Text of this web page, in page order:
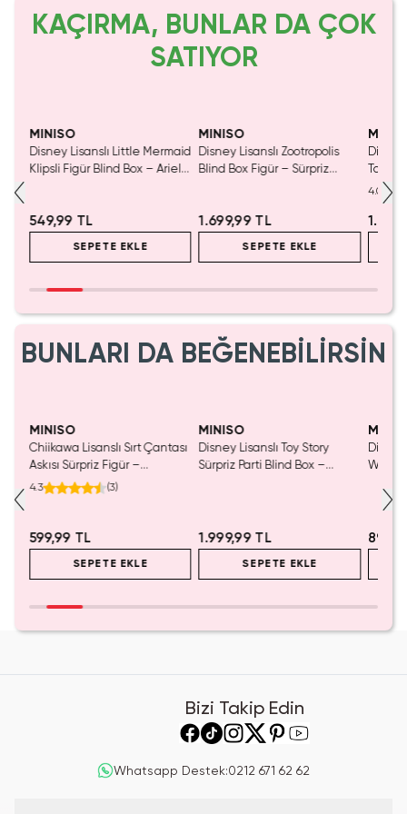
KAÇIRMA, BUNLAR DA ÇOK
SATIYOR
MINISO
Disney Lisanslı Little Mermaid
Klipsli Figür Blind Box – Ariel
549,99 TL
SEPETE EKLE
MINISO
Disney Lisanslı Zootropolis
Blind Box Figür – Sürpriz
1.699,99 TL
SEPETE EKLE
140 x
Konfor
4.0
BUNLARI DA BEĞENEBİLİRSİN
MINISO
Chiikawa Lisanslı Sırt Çantası
Askısı Sürpriz Figür –
Koleksiyonluk Blind Box
4.3 (3)
599,99 TL
SEPETE EKLE
MINISO
Disney Lisanslı Toy Story
Sürpriz Parti Blind Box –
1.999,99 TL
SEPETE EKLE
Disney
Bizi Takip Edin
Whatsapp Destek:0212 671 62 62